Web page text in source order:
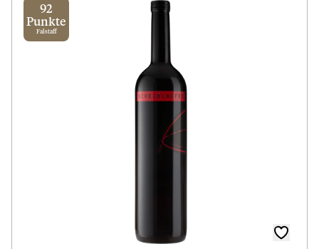
Im Rewe Handel erhältlich
92
Punkte
Falstaff